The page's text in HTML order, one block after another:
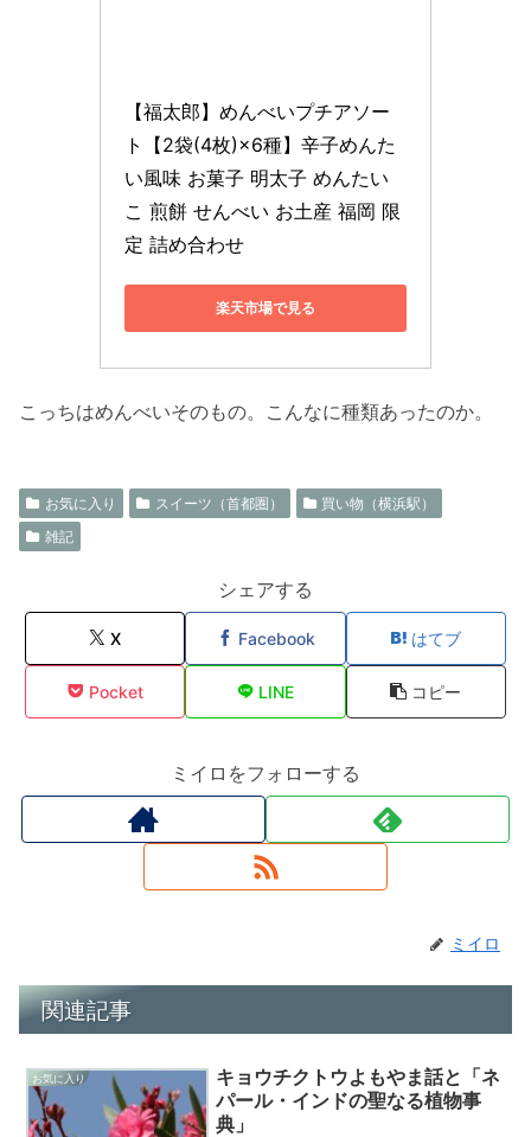
【福太郎】めんべいプチアソー
ト【2袋(4枚)×6種】辛子めんた
い風味 お菓子 明太子 めんたい
こ 煎餅 せんべい お土産 福岡 限
定 詰め合わせ
楽天市場で見る
こっちはめんべいそのもの。こんなに種類あったのか。
お気に入り スイーツ（首都圏）
買い物（横浜駅）
雑記
シェアする
X Facebook はてブ
Pocket LINE コピー
ミイロをフォローする
ミイロ
関連記事
お気に入り
キョウチクトウよもやま話と「ネ
パール・インドの聖なる植物事
典」